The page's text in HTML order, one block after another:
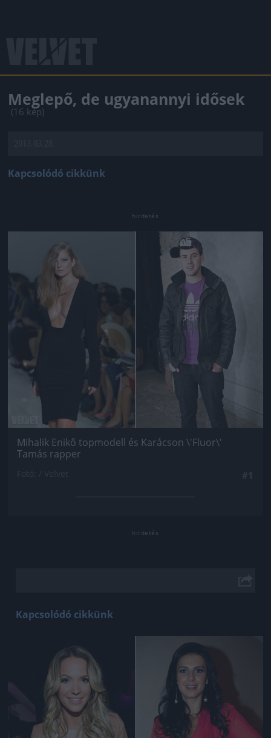
Meglepő, de ugyanannyi idősek
(16 kép)
Kapcsolódó cikkünk
Jön még kép!
Mihalik Enikő topmodell és Karácson \'Fluor\'
Tamás rapper
Kapcsolódó cikkünk
Jön még kép!